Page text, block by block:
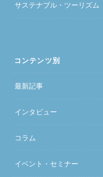
サステナブル・ツーリズム
コンテンツ別
最新記事
インタビュー
コラム
イベント・セミナー